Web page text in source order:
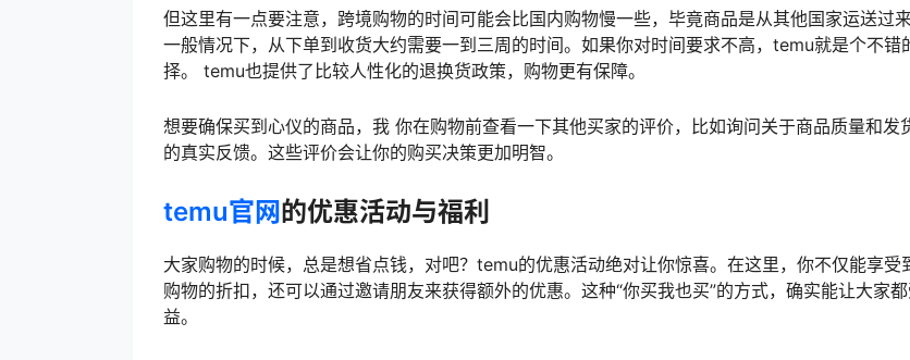
但这里有一点要注意，跨境购物的时间可能会比国内购物慢一些，毕竟商品是从其他国家运送过来
一般情况下，从下单到收货大约需要一到三周的时间。如果你对时间要求不高，temu就是个不错
择。 temu也提供了比较人性化的退换货政策，购物更有保障。
想要确保买到心仪的商品，我 你在购物前查看一下其他买家的评价，比如询问关于商品质量和发
的真实反馈。这些评价会让你的购买决策更加明智。
temu官网的优惠活动与福利
大家购物的时候，总是想省点钱，对吧？temu的优惠活动绝对让你惊喜。在这里，你不仅能享受
购物的折扣，还可以通过邀请朋友来获得额外的优惠。这种“你买我也买”的方式，确实能让大家
益。